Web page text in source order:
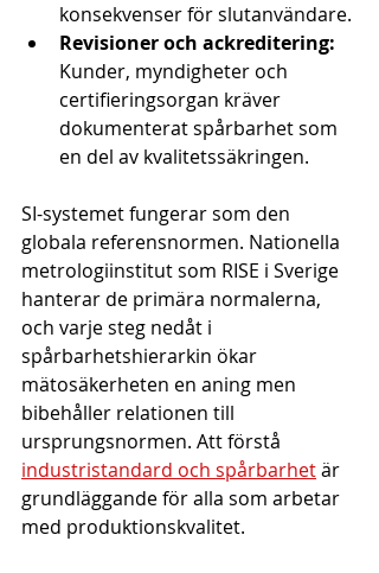
konsekvenser för slutanvändare.
Revisioner och ackreditering:
Kunder, myndigheter och
certifieringsorgan kräver
dokumenterat spårbarhet som
en del av kvalitetssäkringen.
SI-systemet fungerar som den
globala referensnormen. Nationella
metrologiinstitut som RISE i Sverige
hanterar de primära normalerna,
och varje steg nedåt i
spårbarhetshierarkin ökar
mätosäkerheten en aning men
bibehåller relationen till
ursprungsnormen. Att förstå
industristandard och spårbarhet är
grundläggande för alla som arbetar
med produktionskvalitet.